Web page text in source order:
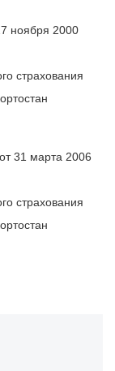
ноября 2000
страхования
31 марта 2006
страхования